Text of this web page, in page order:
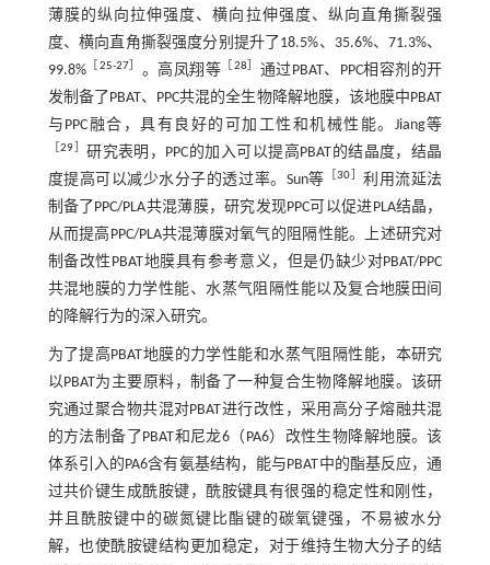
薄膜的纵向拉伸强度、横向拉伸强度、纵向直角撕裂强
度、横向直角撕裂强度分别提升了18.5%、35.6%、71.3%、
99.8% ［25-27］ 。高凤翔等 ［28］ 通过PBAT、PPC相容剂的开
发制备了PBAT、PPC共混的全生物降解地膜，该地膜中PBAT
与PPC融合，具有良好的可加工性和机械性能。Jiang等
［29］研究表明，PPC的加入可以提高PBAT的结晶度，结晶
度提高可以减少水分子的透过率。Sun等 ［30］利用流延法
制备了PPC/PLA共混薄膜，研究发现PPC可以促进PLA结晶，
从而提高PPC/PLA共混薄膜对氧气的阻隔性能。上述研究对
制备改性PBAT地膜具有参考意义，但是仍缺少对PBAT/PPC
共混地膜的力学性能、水蒸气阻隔性能以及复合地膜田间
的降解行为的深入研究。
为了提高PBAT地膜的力学性能和水蒸气阻隔性能，本研究
以PBAT为主要原料，制备了一种复合生物降解地膜。该研
究通过聚合物共混对PBAT进行改性，采用高分子熔融共混
的方法制备了PBAT和尼龙6（PA6）改性生物降解地膜。该
体系引入的PA6含有氨基结构，能与PBAT中的酯基反应，通
过共价键生成酰胺键，酰胺键具有很强的稳定性和刚性，
并且酰胺键中的碳氮键比酯键的碳氧键强，不易被水分
解，也使酰胺键结构更加稳定，对于维持生物大分子的结